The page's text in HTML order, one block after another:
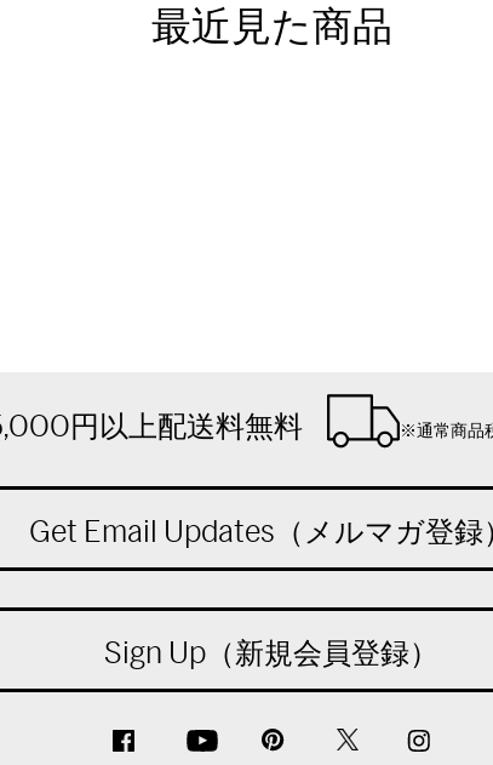
最近見た商品
円以上配送料無料 ※通常商品
Get Email Updates（メルマガ登録
Sign Up（新規会員登録）